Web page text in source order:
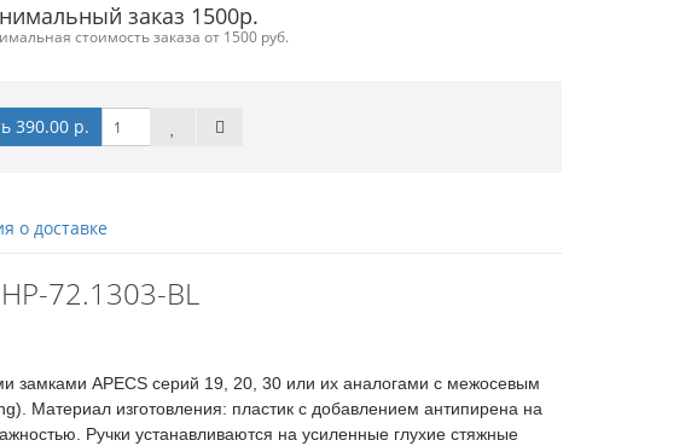
заказ 1500р.
стоимость заказа от 1500 руб.
390.00 р.
о доставке
72.1303-BL
замками APECS серий 19, 20, 30 или их аналогами с межосевым
Материал изготовления: пластик с добавлением антипирена на
Ручки устанавливаются на усиленные глухие стяжные